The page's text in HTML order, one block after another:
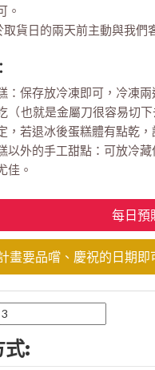
。
取貨日的兩天前主動與我們
：保存放冷凍即可，冷凍
（也就是金屬刀很容易切
，若退冰後蛋糕體有點乾
以外的手工甜點：可放冷
佳。
每日預
畫要品嚐、慶祝的日期即
式: